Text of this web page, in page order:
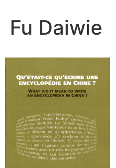
Fu Daiwie